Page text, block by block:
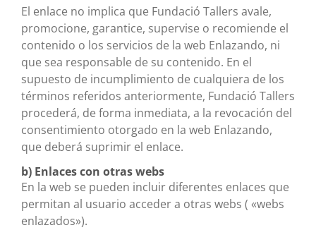
El enlace no implica que Fundació Tallers avale,
promocione, garantice, supervise o recomiende el
contenido o los servicios de la web Enlazando, ni
que sea responsable de su contenido. En el
supuesto de incumplimiento de cualquiera de los
términos referidos anteriormente, Fundació Tallers
procederá, de forma inmediata, a la revocación del
consentimiento otorgado en la web Enlazando,
que deberá suprimir el enlace.
b) Enlaces con otras webs
En la web se pueden incluir diferentes enlaces que
permitan al usuario acceder a otras webs ( «webs
enlazados»).